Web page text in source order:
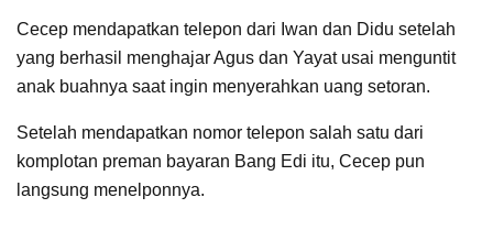
Cecep mendapatkan telepon dari Iwan dan Didu setelah
yang berhasil menghajar Agus dan Yayat usai menguntit
anak buahnya saat ingin menyerahkan uang setoran.
Setelah mendapatkan nomor telepon salah satu dari
komplotan preman bayaran Bang Edi itu, Cecep pun
langsung menelponnya.